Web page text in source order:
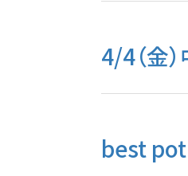
4/4（金
best